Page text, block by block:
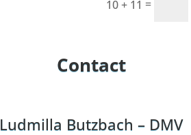
10 + 11 =
Contact
Ludmilla Butzbach – DMV